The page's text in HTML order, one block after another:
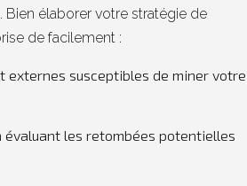
élaborer votre stratégie de
de facilement :
externes susceptibles de miner votre
les retombées potentielles